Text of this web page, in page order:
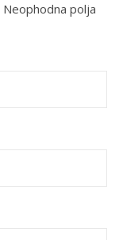
Neophodna polja